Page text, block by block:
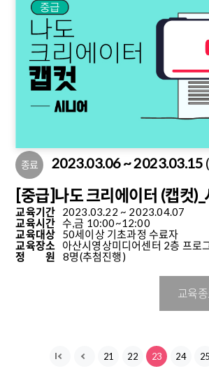
종료 2023.03.06 ~ 2023.03.15
[중급]나도 크리에이터 (캡컷)_
교육기간 2023.03.22 ~ 2023.04.07
교육시간 수,금 10:00~12:00
교육대상 50세이상 기초과정 수료자
교육장소 아산시영상미디어센터 2층 프로
정 원
8명(추첨진행)
교육
21 22 23 24 25